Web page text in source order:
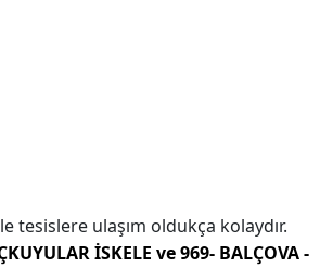
tesislere ulaşım oldukça kolaydır.
İSKELE ve 969- BALÇOVA -